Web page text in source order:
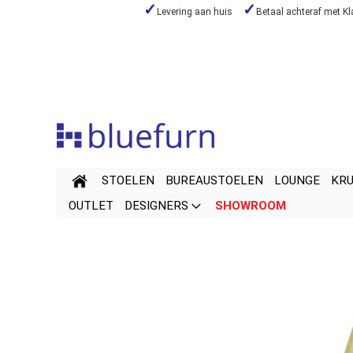
Levering aan huis Betaal achteraf met
STOELEN BUREAUSTOELEN LOUNGE
OUTLET
DESIGNERS SHOWROOM